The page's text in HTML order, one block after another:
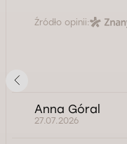
Źródło opinii:
Anna Góral
27.07.2026